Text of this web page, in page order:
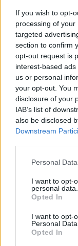
If you wish to opt-
processing of
targeted
section to confirm
opt-out request is
interest-based
us or personal
your opt-out. You
disclosure of your
IAB’s list of
also be disclosed
Downstream
Please note that
not limited to your
grant or deny
use your data for
consent section.
Personal
I want to opt-
personal data.
Opted In
I want to opt-
Personal Data.
Opted In
Μοτζτάμπα
στο μέλλον
17:01
πρόβλεψη
ακύρωση
ΣΑΝ
άλωση της